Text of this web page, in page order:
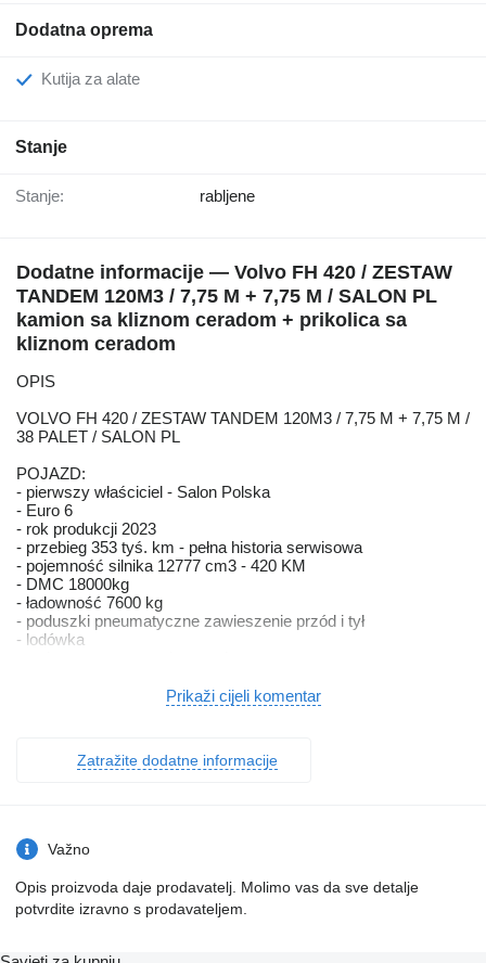
Dodatna oprema
Kutija za alate
Stanje
Stanje: rabljene
Dodatne informacije — Volvo FH 420 / ZESTAW
TANDEM 120M3 / 7,75 M + 7,75 M / SALON PL
kamion sa kliznom ceradom + prikolica sa
kliznom ceradom
OPIS
VOLVO FH 420 / ZESTAW TANDEM 120M3 / 7,75 M + 7,75 M /
38 PALET / SALON PL
POJAZD:
- pierwszy właściciel - Salon Polska
- Euro 6
- rok produkcji 2023
- przebieg 353 tyś. km - pełna historia serwisowa
- pojemność silnika 12777 cm3 - 420 KM
- DMC 18000kg
- ładowność 7600 kg
- poduszki pneumatyczne zawieszenie przód i tył
- lodówka
- opcja wykrywania pasa ruchu
- narożna kamera pasażera (przód), wyświetlana na tabletach
- producent Wielton
- rok produkcji 2023
- certyfikat XL
- wymiary zabudowy wewnątrz 775 cm/248 cm/300 cm
- podnoszony dach z regulacją i ustawieniem stałym na dwóch
- suwany dach
Prikaži cijeli komentar
Zatražite dodatne informacije
Važno
Opis proizvoda daje prodavatelj. Molimo vas da sve detalje
potvrdite izravno s prodavateljem.